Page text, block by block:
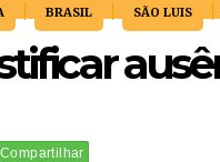
BRASIL SÃO LUIS
Compartilhar